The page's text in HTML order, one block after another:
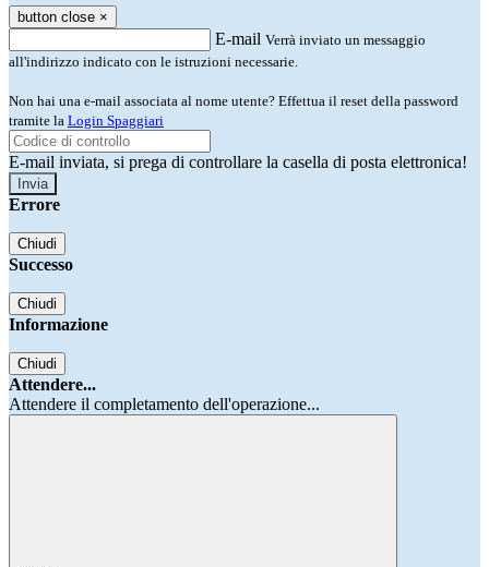
button close ×
E-mail Verrà inviato un messaggio
all'indirizzo indicato con le istruzioni necessarie.
Non hai una e-mail associata al nome utente? Effettua il reset della password
tramite la Login Spaggiari
E-mail inviata, si prega di controllare la casella di posta elettronica!
Errore
Chiudi
Successo
Chiudi
Informazione
Chiudi
Attendere...
Attendere il completamento dell'operazione...